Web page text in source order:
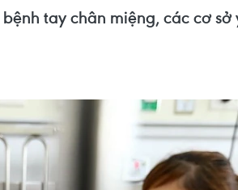
tay chân miệng, các cơ